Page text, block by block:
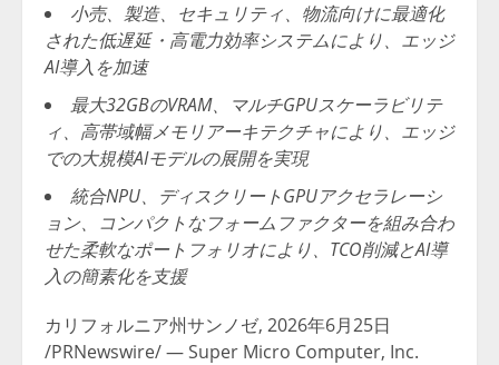
小売、製造、セキュリティ、物流向けに最適化
された低遅延・高電力効率システムにより、エッジ
AI導入を加速
最大32GBのVRAM、マルチGPUスケーラビリテ
ィ、高帯域幅メモリアーキテクチャにより、エッジ
での大規模AIモデルの展開を実現
統合NPU、ディスクリートGPUアクセラレーシ
ョン、コンパクトなフォームファクターを組み合わ
せた柔軟なポートフォリオにより、TCO削減とAI導
入の簡素化を支援
カリフォルニア州サンノゼ, 2026年6月25日
/PRNewswire/ — Super Micro Computer, Inc.